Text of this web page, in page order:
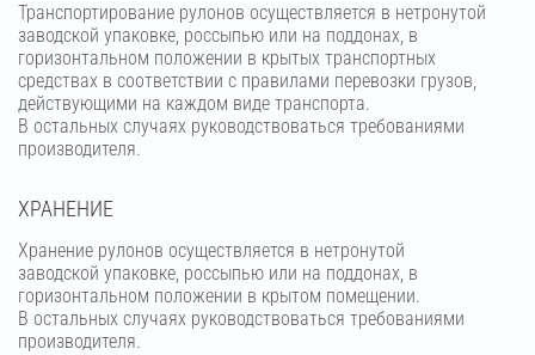
Транспортирование рулонов осуществляется в нетронутой
заводской упаковке, россыпью или на поддонах, в
горизонтальном положении в крытых транспортных
средствах в соответствии с правилами перевозки грузов,
действующими на каждом виде транспорта.
В остальных случаях руководствоваться требованиями
производителя.
ХРАНЕНИЕ
Хранение рулонов осуществляется в нетронутой
заводской упаковке, россыпью или на поддонах, в
горизонтальном положении в крытом помещении.
В остальных случаях руководствоваться требованиями
производителя.